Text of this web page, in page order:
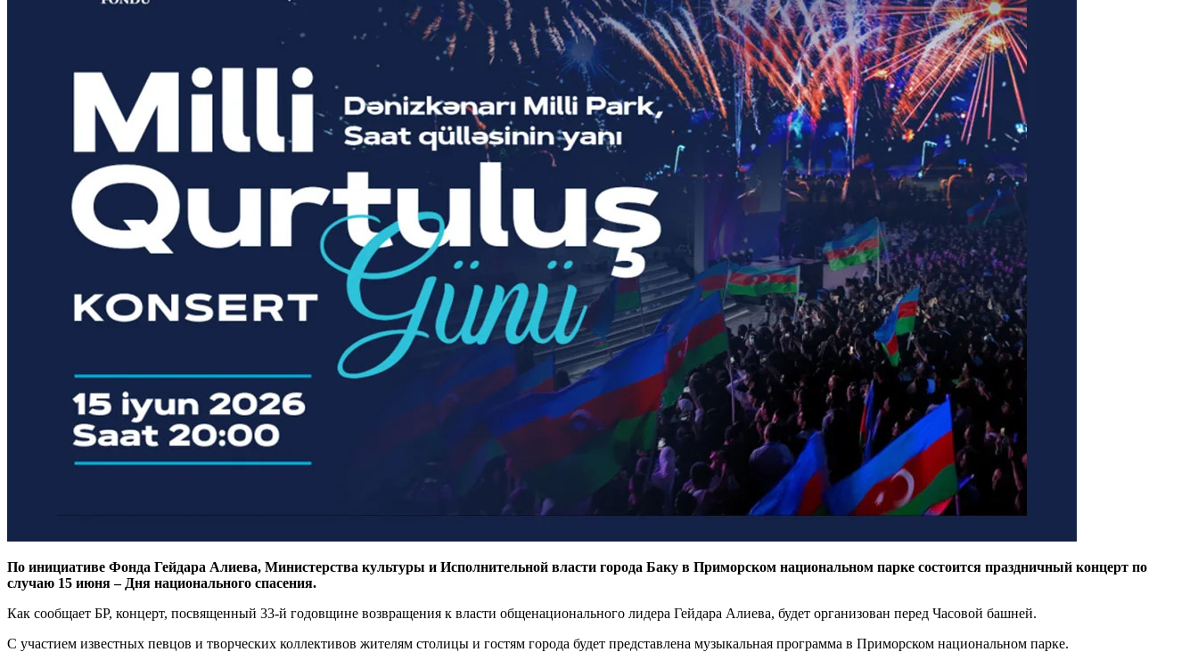
По инициативе Фонда Гейдара Алиева, Министерства культуры и Исполнительной власти города Баку в Приморском национальном парке состоится праздничный концерт по
случаю 15 июня – Дня национального спасения.
Как сообщает БР, концерт, посвященный 33-й годовщине возвращения к власти общенационального лидера Гейдара Алиева, будет организован перед Часовой башней.
С участием известных певцов и творческих коллективов жителям столицы и гостям города будет представлена музыкальная программа в Приморском национальном парке.